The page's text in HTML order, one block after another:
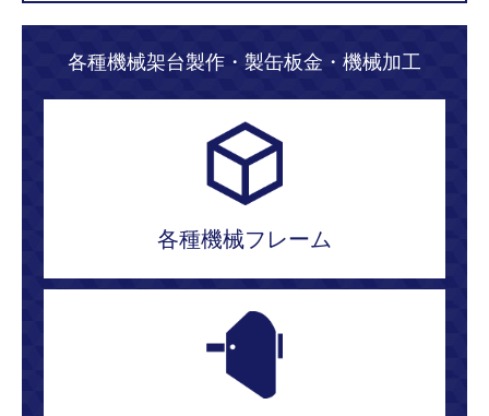
各種機械架台製作・製缶板金・機械加工
各種機械フレーム